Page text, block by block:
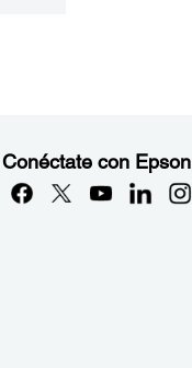
Conéctate con Epson